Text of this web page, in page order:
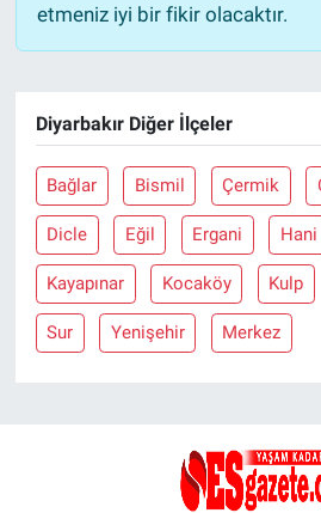
etmeniz iyi bir fikir olacaktır.
Diyarbakır Diğer İlçeler
Bağlar Bismil Çermik
Dicle Eğil Ergani Hani
Kayapınar Kocaköy Kulp
Sur Yenişehir Merkez